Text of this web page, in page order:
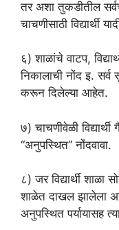
तर अशा तुकडीतील सर्वच
चाचणीसाठी
६) शाळांचे वाटप,
निकालाची नोंद इ.
करून दिलेल्या आहेत.
७) चाचणीवेळी
“अनुपस्थित” नोंदवावा.
८) जर विद्यार्थी शाळा
शाळेत दाखल झालेला
अनुपस्थित पर्यायासह